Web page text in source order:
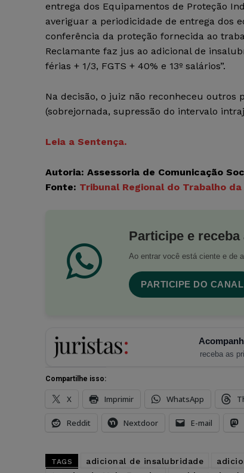
entrega dos Equipamentos de Proteção
averiguar a periodicidade de entrega dos
conferência da proteção fornecida ao
Reclamante faz jus ao adicional de
férias + 1/3, FGTS + 40% e 13º salários”.
Na decisão, o juiz não reconheceu outros
(sobrejornada, supressão do intervalo
Leia a Sentença.
Autoria: Assessoria de Comunicação
Fonte: Tribunal Regional do Trabalho da
Participe e
Ao entrar você está ciente e de
PARTICIPE DO CANAL
receba as
Compartilhe isso:
X Imprimir WhatsApp
Reddit Nextdoor E-mail
TAGS adicional de insalubridade